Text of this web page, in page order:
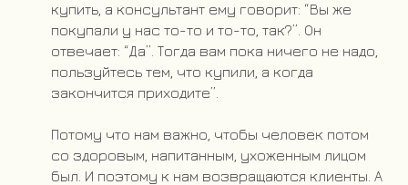
купить, а консультант ему говорит: “Вы же
покупали у нас то-то и то-то, так?”. Он
отвечает: “Да”. Тогда вам пока ничего не надо,
пользуйтесь тем, что купили, а когда
закончится приходите”.
Потому что нам важно, чтобы человек потом
со здоровым, напитанным, ухоженным лицом
был. И поэтому к нам возвращаются клиенты. А